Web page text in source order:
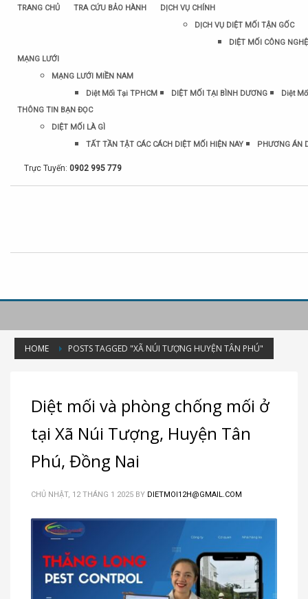
TRANG CHỦ TRA CỨU BẢO HÀNH
DỊCH VỤ CHÍNH
DỊCH VỤ DIỆT MỐI TẬN GỐC
DIỆT MỐI CÔNG
MẠNG LƯỚI
MẠNG LƯỚI MIỀN NAM
Diệt Mối Tại TPHCM
DIỆT MỐI TẠI BÌNH DƯƠNG
Diệt
THÔNG TIN BẠN ĐỌC
DIỆT MỐI LÀ GÌ
TẤT TẦN TẬT CÁC CÁCH DIỆT MỐI HIỆN NAY
PHƯƠNG ÁN
Trực Tuyến: 0902 995 779
HOME POSTS TAGGED "XÃ NÚI TƯỢNG HUYỆN TÂN PHÚ"
Diệt mối và phòng chống mối ở
tại Xã Núi Tượng, Huyện Tân
Phú, Đồng Nai
CHỦ NHẬT, 12 THÁNG 1 2025 BY DIETMOI12H@GMAIL.COM